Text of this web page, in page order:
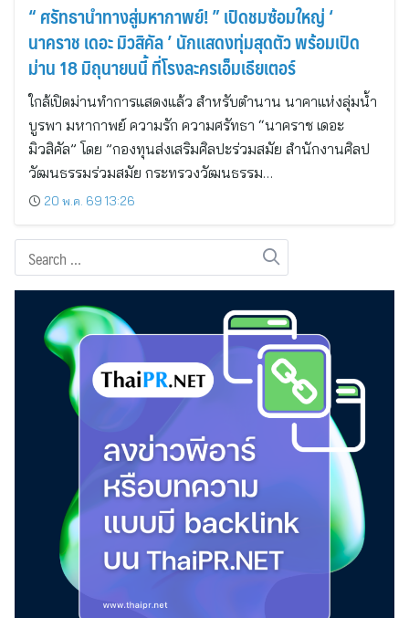
“ ศรัทธานำทางสู่มหากาพย์! ” เปิดชมซ้อมใหญ่ ‘
นาคราช เดอะ มิวสิคัล ’ นักแสดงทุ่มสุดตัว พร้อมเปิด
ม่าน 18 มิถุนายนนี้ ที่โรงละครเอ็มเธียเตอร์
ใกล้เปิดม่านทำการแสดงแล้ว สำหรับตำนาน นาคาแห่งลุ่มน้ำ
บูรพา มหากาพย์ ความรัก ความศรัทธา “นาคราช เดอะ
มิวสิคัล” โดย ”กองทุนส่งเสริมศิลปะร่วมสมัย สำนักงานศิลป
วัฒนธรรมร่วมสมัย กระทรวงวัฒนธรรม…
20 พ.ค. 69 13:26